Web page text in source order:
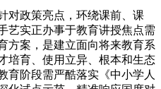
政策亮点，环绕课前、课
艺实正办事于教育讲授焦点需
方案，是建立面向将来教育系
培育、使用立异、根本和生态
育阶段需严酷落实《中小学人